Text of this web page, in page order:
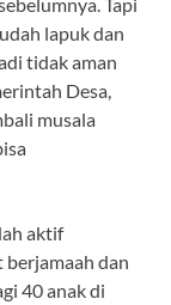
lapuk dan
tidak aman
Desa,
musala
aktif
berjamaah dan
40 anak di